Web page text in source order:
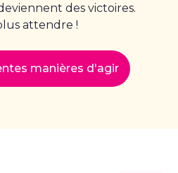
des victoires.
attendre !
manières d'agir